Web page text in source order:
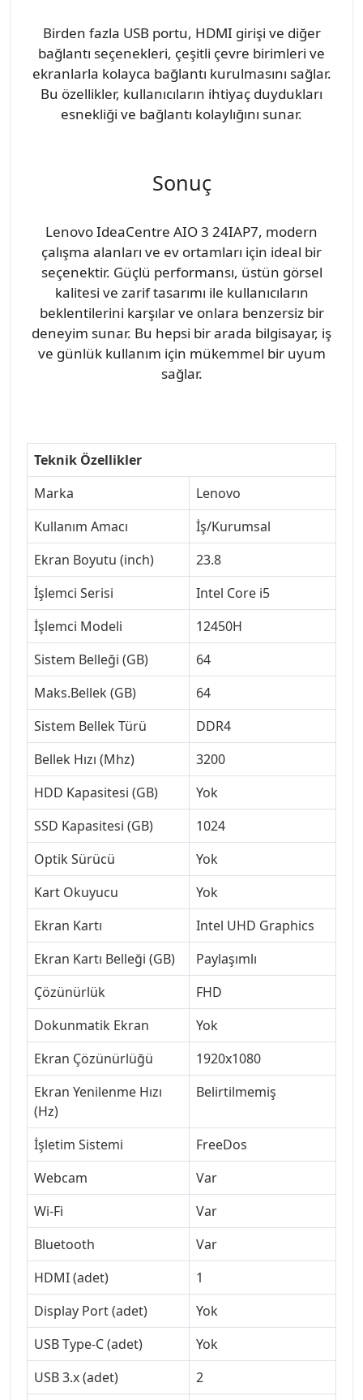
Birden fazla USB portu, HDMI girişi ve diğer
bağlantı seçenekleri, çeşitli çevre birimleri ve
ekranlarla kolayca bağlantı kurulmasını sağlar.
Bu özellikler, kullanıcıların ihtiyaç duydukları
esnekliği ve bağlantı kolaylığını sunar.
Sonuç
Lenovo IdeaCentre AIO 3 24IAP7, modern
çalışma alanları ve ev ortamları için ideal bir
seçenektir. Güçlü performansı, üstün görsel
kalitesi ve zarif tasarımı ile kullanıcıların
beklentilerini karşılar ve onlara benzersiz bir
deneyim sunar. Bu hepsi bir arada bilgisayar, iş
ve günlük kullanım için mükemmel bir uyum
sağlar.
Teknik Özellikler
Marka
Lenovo
Kullanım Amacı
İş/Kurumsal
Ekran Boyutu (inch)
23.8
İşlemci Serisi
Intel Core i5
İşlemci Modeli
12450H
Sistem Belleği (GB)
64
Maks.Bellek (GB)
64
Sistem Bellek Türü
DDR4
Bellek Hızı (Mhz)
3200
HDD Kapasitesi (GB)
Yok
SSD Kapasitesi (GB)
1024
Optik Sürücü
Yok
Kart Okuyucu
Yok
Ekran Kartı
Intel UHD Graphics
Ekran Kartı Belleği (GB)
Paylaşımlı
Çözünürlük
FHD
Dokunmatik Ekran
Yok
Ekran Çözünürlüğü
1920x1080
Ekran Yenilenme Hızı
(Hz)
Belirtilmemiş
İşletim Sistemi
FreeDos
Webcam
Var
Wi-Fi
Var
Bluetooth
Var
HDMI (adet)
1
Display Port (adet)
Yok
USB Type-C (adet)
Yok
USB 3.x (adet)
2